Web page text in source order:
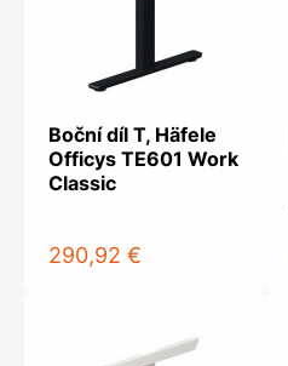
Boční díl T, Häfele
Officys TE601 Work
Classic
290,92 €